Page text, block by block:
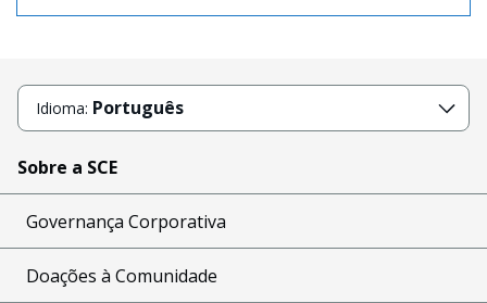
Idioma: Português
Sobre a SCE
Governança Corporativa
Doações à Comunidade